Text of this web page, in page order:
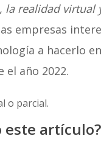
realidad virtual
empresas
a hacerlo
el año 2022.
o parcial.
este artículo?